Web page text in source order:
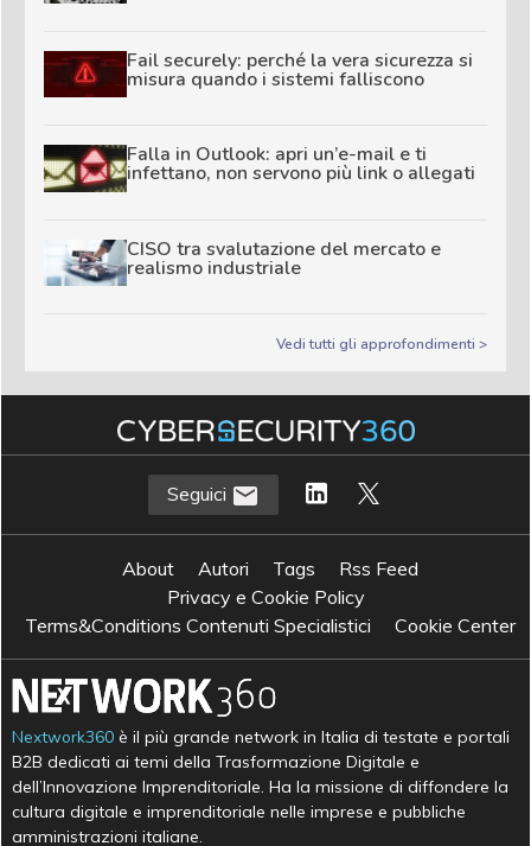
Fail securely: perché la vera sicurezza si
misura quando i sistemi falliscono
Falla in Outlook: apri un’e-mail e ti
infettano, non servono più link o allegati
CISO tra svalutazione del mercato e
realismo industriale
Vedi tutti gli approfondimenti >
Seguici
About Autori Tags
Rss Feed
Privacy e Cookie Policy
Terms&Conditions Contenuti Specialistici
Cookie Center
Nextwork360 è il più grande network in Italia di testate e portali
B2B dedicati ai temi della Trasformazione Digitale e
dell’Innovazione Imprenditoriale. Ha la missione di diffondere la
cultura digitale e imprenditoriale nelle imprese e pubbliche
amministrazioni italiane.